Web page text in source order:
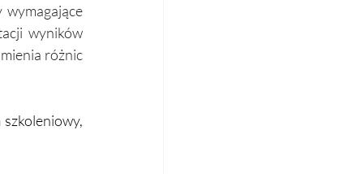
wymagające
wyników
różnic